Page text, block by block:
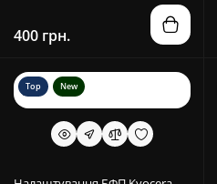
400 грн.
Top New